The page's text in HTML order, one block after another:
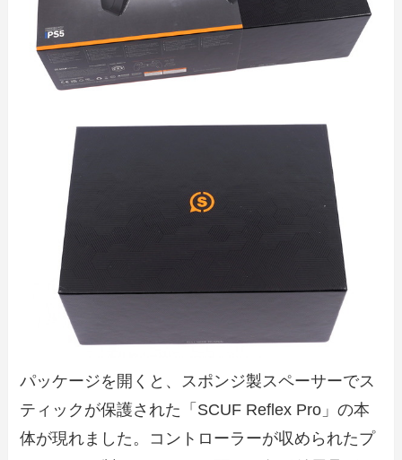
パッケージを開くと、スポンジ製スペーサーでス
ティックが保護された「SCUF Reflex Pro」の本
体が現れました。コントローラーが収められたプ